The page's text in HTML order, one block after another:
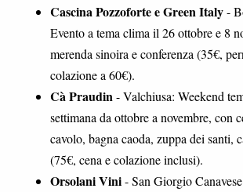
Cascina Pozzoforte e Green Italy-
Evento a tema clima il 26 ottobre e 8
merenda sinoira e conferenza (35€,
colazione a 60€).
Cà Praudin- Valchiusa: Weekend
settimana da ottobre a novembre, con
cavolo, bagna caoda, zuppa dei santi,
(75€, cena e colazione inclusi).
Orsolani Vini- San Giorgio